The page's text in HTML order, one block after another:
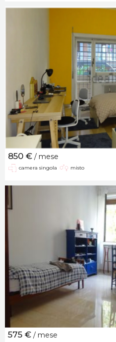
850 € / mese
camera singola misto
575 € / mese